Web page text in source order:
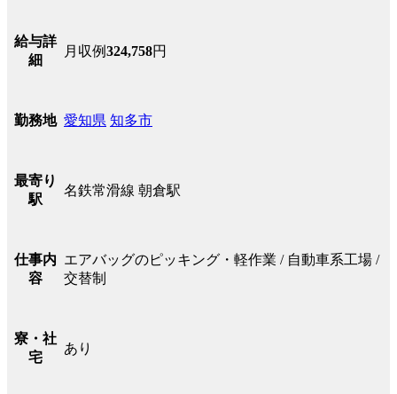
給与詳
細
月収例324,758円
勤務地 愛知県 知多市
最寄り
駅
名鉄常滑線 朝倉駅
仕事内
容
エアバッグのピッキング・軽作業 / 自動車系工場 /
交替制
寮・社
宅
あり